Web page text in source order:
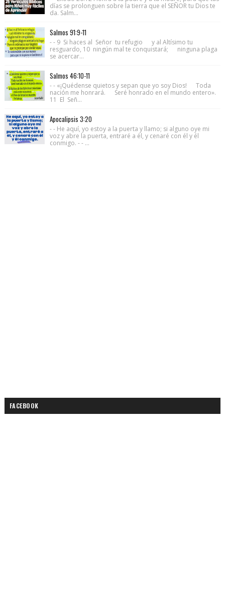
días se prolonguen sobre la tierra que el SEÑOR tu Dios te
da. Salm...
Salmos 91:9-11
- - 9 Si haces al Señor tu refugio y al Altísimo tu
resguardo, 10 ningún mal te conquistará; ninguna plaga
se acercar...
Salmos 46:10-11
- - «¡Quédense quietos y sepan que yo soy Dios! Toda
nación me honrará. Seré honrado en el mundo entero».
11 El Señ...
Apocalipsis 3:20
- - He aquí, yo estoy a la puerta y llamo; si alguno oye mi
voz y abre la puerta, entraré a él, y cenaré con él y él
conmigo. - - ...
FACEBOOK